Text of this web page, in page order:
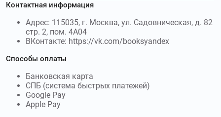
Контактная информация
Адрес: 115035, г. Москва, ул. Садовническая, д. 82
стр. 2, пом. 4А04
ВКонтакте: https://vk.com/booksyandex
Способы оплаты
Банковская карта
СПБ (система быстрых платежей)
Google Pay
Apple Pay